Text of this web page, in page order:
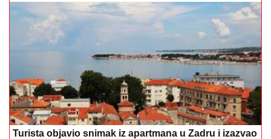
Turista objavio snimak iz apartmana u Zadru i izazvao